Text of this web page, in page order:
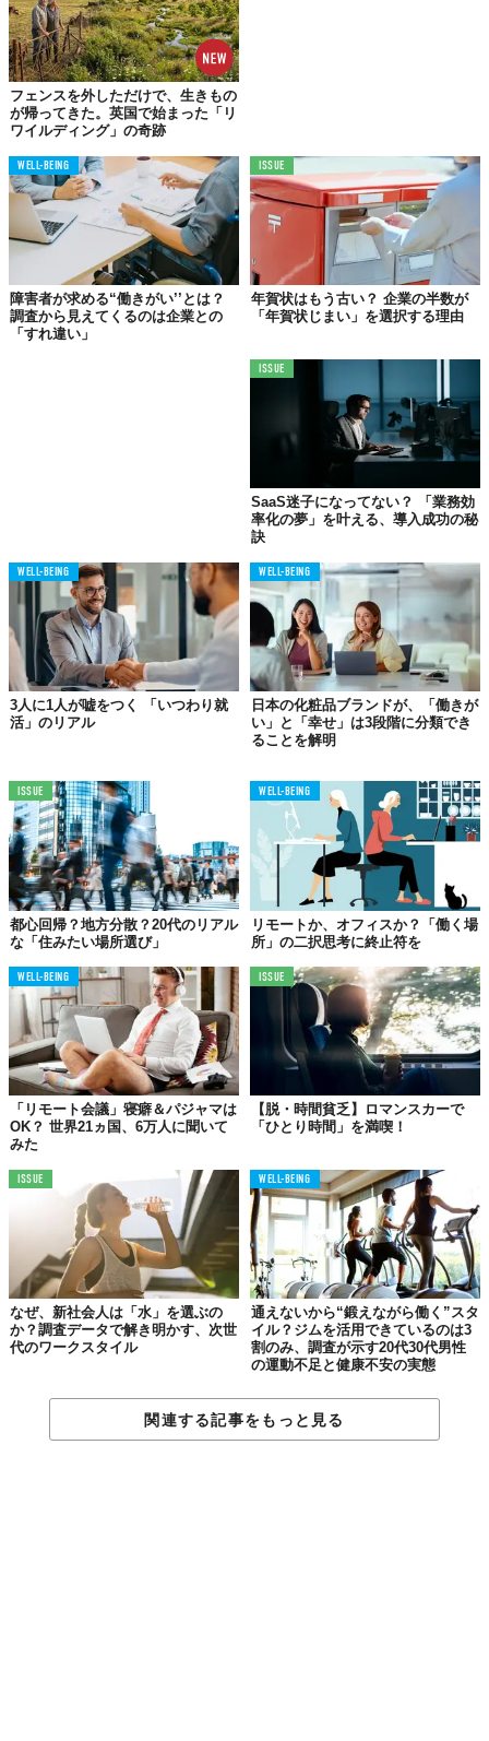
から準備を始めることが、未来の組織づくりにおける最初の一歩
になるはずです。
Reference:Gen Alpha is already planning to be your boss
environmental consciousness,Future of Education and Skills 2030/2040
TABI LABO
この世界は、もっと広いはずだ。
フェンスを外しただけで、生きもの
が帰ってきた。英国で始まった「リ
ワイルディング」の奇跡
WELL-BEING
障害者が求める“働きがい’’とは？
調査から見えてくるのは企業との
「すれ違い」
ISSUE
年賀状はもう古い？ 企業の半数が
「年賀状じまい」を選択する理由
ISSUE
SaaS迷子になってない？ 「業務効
率化の夢」を叶える、導入成功の秘
訣
WELL-BEING
3人に1人が嘘をつく 「いつわり就
活」のリアル
WELL-BEING
日本の化粧品ブランドが、「働きが
い」と「幸せ」は3段階に分類でき
ることを解明
ISSUE
都心回帰？地方分散？20代のリアル
な「住みたい場所選び」
WELL-BEING
リモートか、オフィスか？「働く場
所」の二択思考に終止符を
WELL-BEING
「リモート会議」寝癖＆パジャマは
OK？ 世界21ヵ国、6万人に聞いて
みた
ISSUE
【脱・時間貧乏】ロマンスカーで
「ひとり時間」を満喫！
ISSUE
なぜ、新社会人は「水」を選ぶの
か？調査データで解き明かす、次世
代のワークスタイル
WELL-BEING
通えないから“鍛えながら働く”スタ
イル？ジムを活用できているのは3
割のみ、調査が示す20代30代男性
の運動不足と健康不安の実態
関連する記事をもっと見る